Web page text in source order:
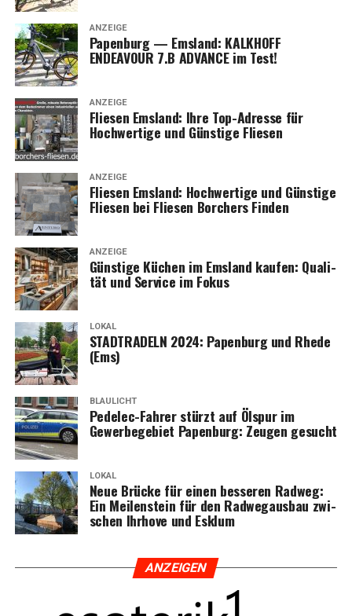
ANZEIGE
Papen­burg — Ems­land: KALKHOFF
ENDEAVOUR 7.B ADVANCE im Test!
ANZEIGE
Flie­sen Ems­land: Ihre Top-Adres­se für
Hoch­wer­ti­ge und Güns­ti­ge Fliesen
ANZEIGE
Flie­sen Ems­land: Hoch­wer­ti­ge und Güns­ti­ge
Flie­sen bei Flie­sen Bor­chers Finden
ANZEIGE
Güns­ti­ge Küchen im Ems­land kau­fen: Qua­li­
tät und Ser­vice im Fokus
LOKAL
STADTRADELN 2024: Papen­burg und Rhe­de
(Ems)
BLAULICHT
Pedelec-Fah­rer stürzt auf Ölspur im
Gewer­be­ge­biet Papen­burg: Zeu­gen gesucht
LOKAL
Neue Brü­cke für einen bes­se­ren Rad­weg:
Ein Mei­len­stein für den Rad­weg­aus­bau zwi­
schen Ihr­ho­ve und Esklum
ANZEI­GEN